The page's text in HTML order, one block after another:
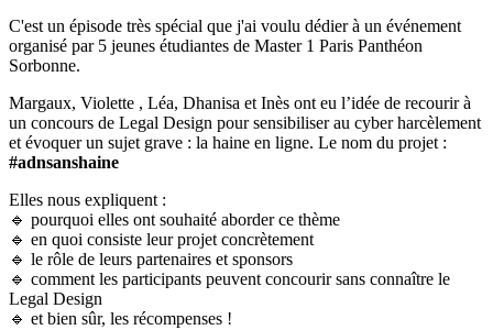
C'est un épisode très spécial que j'ai voulu dédier à un événement
organisé par 5 jeunes étudiantes de Master 1 Paris Panthéon
Sorbonne.
Margaux, Violette , Léa, Dhanisa et Inès ont eu l’idée de recourir à
un concours de Legal Design pour sensibiliser au cyber harcèlement
et évoquer un sujet grave : la haine en ligne. Le nom du projet :
#adnsanshaine
Elles nous expliquent :
🔹 pourquoi elles ont souhaité aborder ce thème
🔹 en quoi consiste leur projet concrètement
🔹 le rôle de leurs partenaires et sponsors
🔹 comment les participants peuvent concourir sans connaître le
Legal Design
🔹 et bien sûr, les récompenses !